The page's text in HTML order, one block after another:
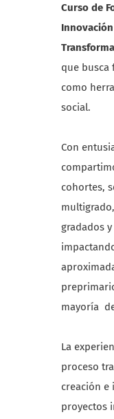
Curso de
que busca
como
social.
Con
cohortes,
gradados
mayoría
La
proceso
creación e
proyectos